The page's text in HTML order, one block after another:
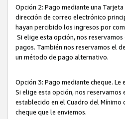
Opción 2: Pago mediante una
dirección de correo electrónico
hayan percibido los ingresos por
Si elige esta opción, nos
pagos. También nos reservamos el
un método de pago alternativo.
Opción 3: Pago mediante cheque.
Si elige esta opción, nos
establecido en el Cuadro del Mínimo
cheque que le enviemos.